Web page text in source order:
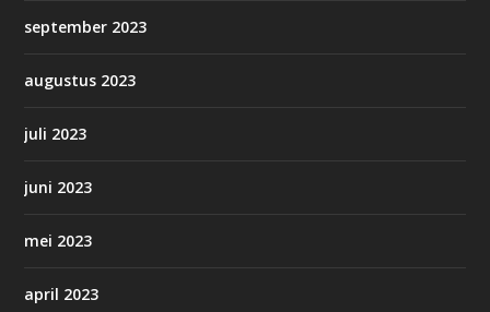
september 2023
augustus 2023
juli 2023
juni 2023
mei 2023
april 2023